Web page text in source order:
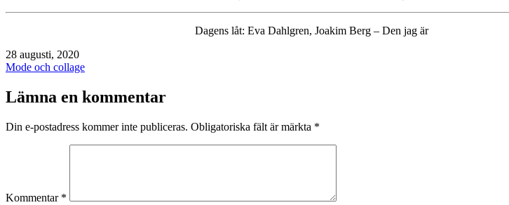
Dagens låt: Eva Dahlgren, Joakim Berg – Den jag är
Publicerat
den
28 augusti, 2020
Kategoriserat
Mode och collage
Lämna en kommentar
Din e-postadress kommer inte publiceras. Obligatoriska fält är märkta *
Kommentar *